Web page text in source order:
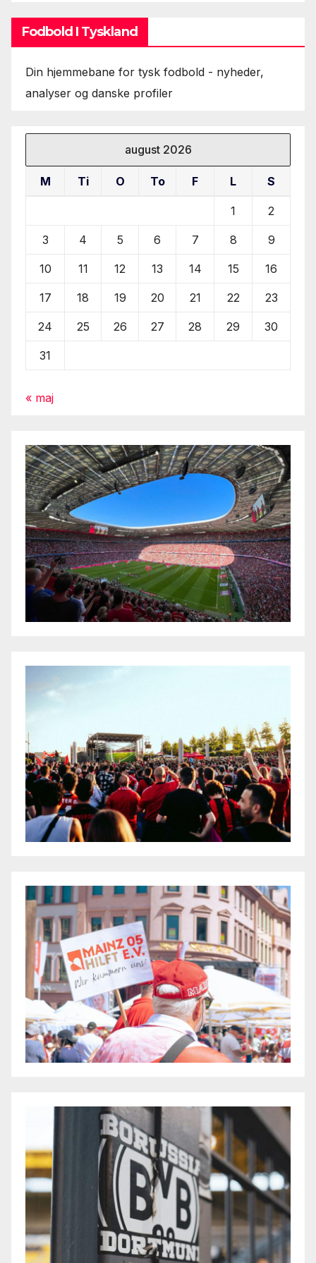
Fodbold I Tyskland
Din hjemmebane for tysk fodbold - nyheder,
analyser og danske profiler
august 2026
M Ti O To F L S
1 2
3 4 5 6 7 8 9
10 11 12 13 14 15 16
17 18 19 20 21 22 23
24 25 26 27 28 29 30
31
« maj